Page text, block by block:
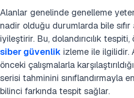
Alanlar genelinde genelleme
nadir olduğu durumlarda bile sıfır
iyileştirir. Bu, dolandırıcılık
siber güvenlik izleme ile ilgilidir.
önceki çalışmalarla
serisi tahminini sınıflandırmayla
bilinci farkında tespit sağlar.